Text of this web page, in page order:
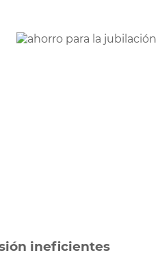
ineficientes